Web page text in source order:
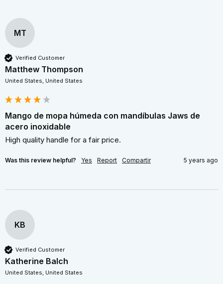
MT
Verified Customer
Matthew Thompson
United States, United States
Mango de mopa húmeda con mandíbulas Jaws de
acero inoxidable
High quality handle for a fair price.
Was this review helpful? Yes Report Compartir 5 years ago
KB
Verified Customer
Katherine Balch
United States, United States